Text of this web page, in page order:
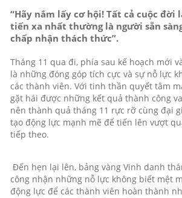
“Hãy nắm lấy cơ hội! Tất cả cuộc đời
tiến xa nhất thường là người sẵn
chấp nhận thách thức”.
Tháng 11 qua đi, phía sau kế hoạch mới
là những đóng góp tích cực và sự nỗ lực
các thành viên. Với tinh thần quyết tâm
gặt hái được những kết quả thành công
nên thành quả tháng 11 rực rỡ cùng đại
tạo động lực mạnh mẽ để tiến lên vượt
tiếp theo.
Đến hẹn lại lên, bảng vàng Vinh danh
công nhận những nỗ lực không biết mệt
động lực để các thành viên hoàn thành